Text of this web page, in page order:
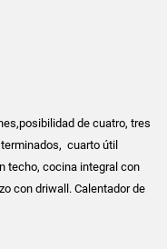
de cuatro, tres
cuarto útil
techo, cocina integral con
con driwall. Calentador de